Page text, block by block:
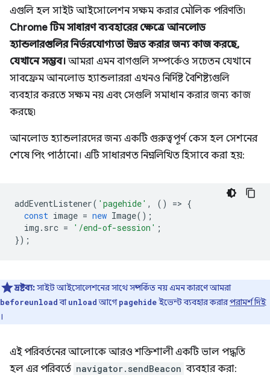
এগুলি হল সাইট আইসোলেশন সক্ষম করার মৌলিক পরিণতি৷
Chrome টিম সাধারণ ব্যবহারের ক্ষেত্রে আনলোড
হ্যান্ডলারগুলির নির্ভরযোগ্যতা উন্নত করার জন্য কাজ করছে,
যেখানে সম্ভব। আমরা এমন বাগগুলি সম্পর্কেও সচেতন যেখানে
সাবফ্রেম আনলোড হ্যান্ডলাররা এখনও নির্দিষ্ট বৈশিষ্ট্যগুলি
ব্যবহার করতে সক্ষম নয় এবং সেগুলি সমাধান করার জন্য কাজ
করছে৷
আনলোড হ্যান্ডলারদের জন্য একটি গুরুত্বপূর্ণ কেস হল সেশনের
শেষে পিং পাঠানো। এটি সাধারণত নিম্নলিখিত হিসাবে করা হয়:
addEventListener( 'pagehide' , () => {
const image = new Image();
img . src = '/end-of-session' ;
});
দ্রষ্টব্য:সাইট আইসোলেশনের সাথে সম্পর্কিত নয় এমন কারণে আমরা
beforeunloadবাunloadআগেpagehideইভেন্ট ব্যবহার করারপরামর্শ দিই
।
এই পরিবর্তনের আলোকে আরও শক্তিশালী একটি ভাল পদ্ধতি
হল এর পরিবর্তে navigator.sendBeacon ব্যবহার করা: